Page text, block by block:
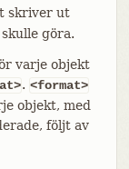
skriver ut
skulle göra.
varje objekt
. <format>
objekt, med
följt av